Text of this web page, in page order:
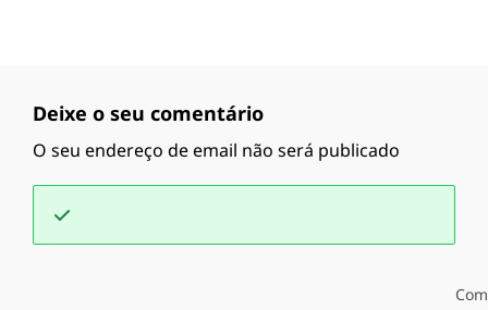
Deixe o seu comentário
O seu endereço de email não será publicado